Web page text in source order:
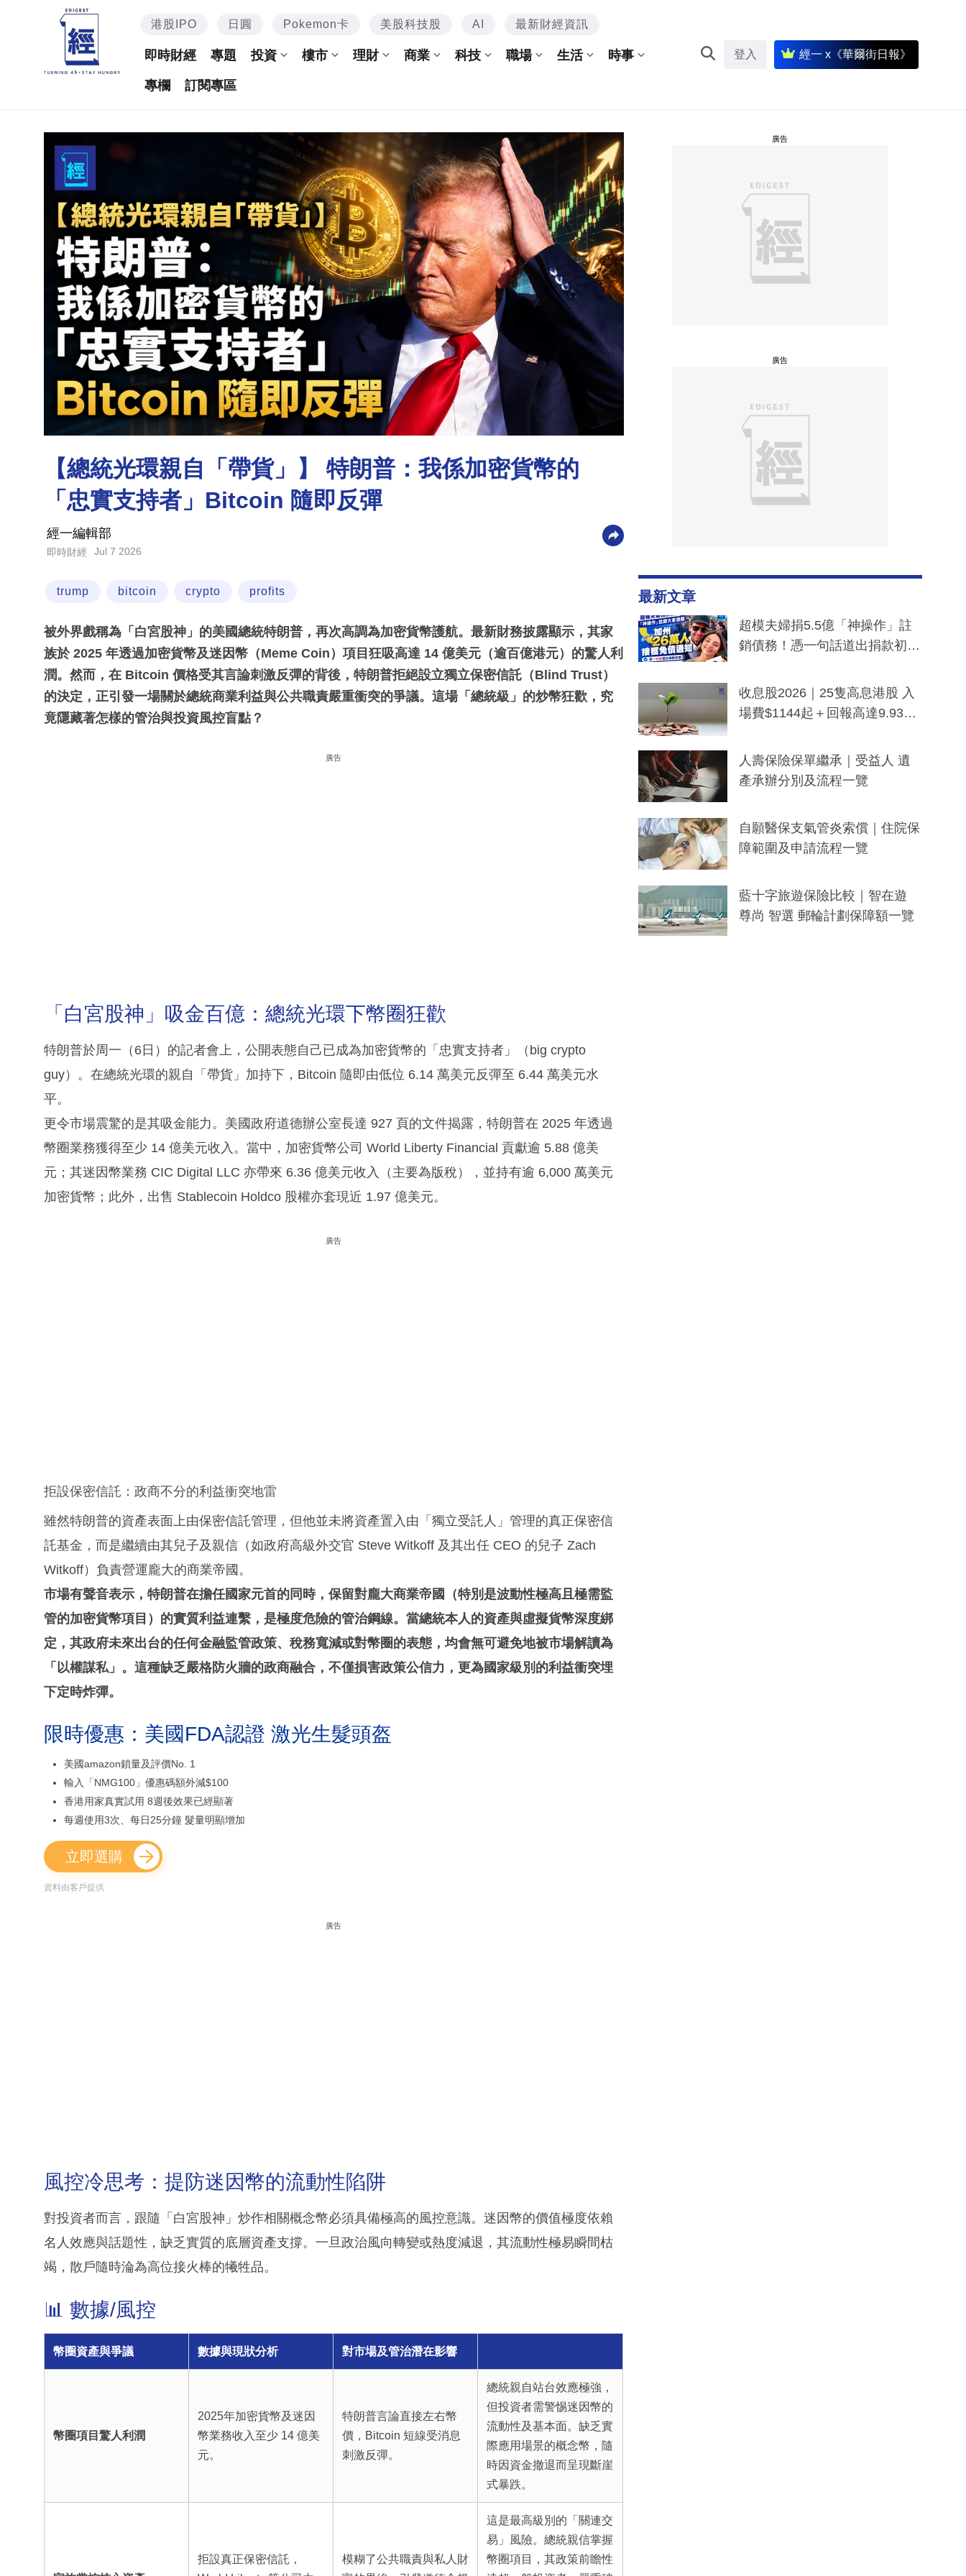
港股IPO 日圓 Pokemon卡 美股科技股 AI 最新財經資訊
即時財經 專題 投資 樓市 理財 商業 科技 職場 生活 時事
專欄 訂閱專區
登入 經一 x《華爾街日報》
【總統光環親自「帶貨」】 特朗普：我係加密貨幣的
「忠實支持者」Bitcoin 隨即反彈
經一編輯部
即時財經 Jul 7 2026
trump bitcoin crypto profits
被外界戲稱為「白宮股神」的美國總統特朗普，再次高調為加密貨幣護航。最新財務披露顯示，其家
族於 2025 年透過加密貨幣及迷因幣（Meme Coin）項目狂吸高達 14 億美元（逾百億港元）的驚人利
潤。然而，在 Bitcoin 價格受其言論刺激反彈的背後，特朗普拒絕設立獨立保密信託（Blind Trust）
的決定，正引發一場關於總統商業利益與公共職責嚴重衝突的爭議。這場「總統級」的炒幣狂歡，究
竟隱藏著怎樣的管治與投資風控盲點？
廣告
「白宮股神」吸金百億：總統光環下幣圈狂歡
特朗普於周一（6日）的記者會上，公開表態自己已成為加密貨幣的「忠實支持者」（big crypto
guy）。在總統光環的親自「帶貨」加持下，Bitcoin 隨即由低位 6.14 萬美元反彈至 6.44 萬美元水
平。
更令市場震驚的是其吸金能力。美國政府道德辦公室長達 927 頁的文件揭露，特朗普在 2025 年透過
幣圈業務獲得至少 14 億美元收入。當中，加密貨幣公司 World Liberty Financial 貢獻逾 5.88 億美
元；其迷因幣業務 CIC Digital LLC 亦帶來 6.36 億美元收入（主要為版稅），並持有逾 6,000 萬美元
加密貨幣；此外，出售 Stablecoin Holdco 股權亦套現近 1.97 億美元。
廣告
拒設保密信託：政商不分的利益衝突地雷
雖然特朗普的資產表面上由保密信託管理，但他並未將資產置入由「獨立受託人」管理的真正保密信
託基金，而是繼續由其兒子及親信（如政府高級外交官 Steve Witkoff 及其出任 CEO 的兒子 Zach
Witkoff）負責營運龐大的商業帝國。
市場有聲音表示，特朗普在擔任國家元首的同時，保留對龐大商業帝國（特別是波動性極高且極需監
管的加密貨幣項目）的實質利益連繫，是極度危險的管治鋼線。當總統本人的資產與虛擬貨幣深度綁
定，其政府未來出台的任何金融監管政策、稅務寬減或對幣圈的表態，均會無可避免地被市場解讀為
「以權謀私」。這種缺乏嚴格防火牆的政商融合，不僅損害政策公信力，更為國家級別的利益衝突埋
下定時炸彈。
限時優惠：美國FDA認證 激光生髮頭盔
美國amazon鎖量及評價No. 1
輸入「NMG100」優惠碼額外減$100
香港用家真實試用 8週後效果已經顯著
每週使用3次、每日25分鐘 髮量明顯增加
立即選購
資料由客戶提供
廣告
風控冷思考：提防迷因幣的流動性陷阱
對投資者而言，跟隨「白宮股神」炒作相關概念幣必須具備極高的風控意識。迷因幣的價值極度依賴
名人效應與話題性，缺乏實質的底層資產支撐。一旦政治風向轉變或熱度減退，其流動性極易瞬間枯
竭，散戶隨時淪為高位接火棒的犧牲品。
📊 數據/風控
幣圈資產與爭議 數據與現狀分析 對市場及管治潛在影響
幣圈項目驚人利潤
2025年加密貨幣及迷因
幣業務收入至少 14 億美
元。
特朗普言論直接左右幣
價，Bitcoin 短線受消息
刺激反彈。
總統親自站台效應極強，
但投資者需警惕迷因幣的
流動性及基本面。缺乏實
際應用場景的概念幣，隨
時因資金撤退而呈現斷崖
式暴跌。
拒設真正保密信託，
模糊了公共職責與私人財
這是最高級別的「關連交
易」風險。總統親信掌握
幣圈項目，其政策前瞻性
廣告
廣告
最新文章
超模夫婦捐5.5億「神操作」註
銷債務！憑一句話道出捐款初
一度被誤當詐騙手段
收息股2026｜25隻高息港股 入
場費$1144起＋回報高達9.93
人壽保險保單繼承｜受益人 遺
產承辦分別及流程一覽
自願醫保支氣管炎索償｜住院保
障範圍及申請流程一覽
藍十字旅遊保險比較｜智在遊
尊尚 智選 郵輪計劃保障額一覽